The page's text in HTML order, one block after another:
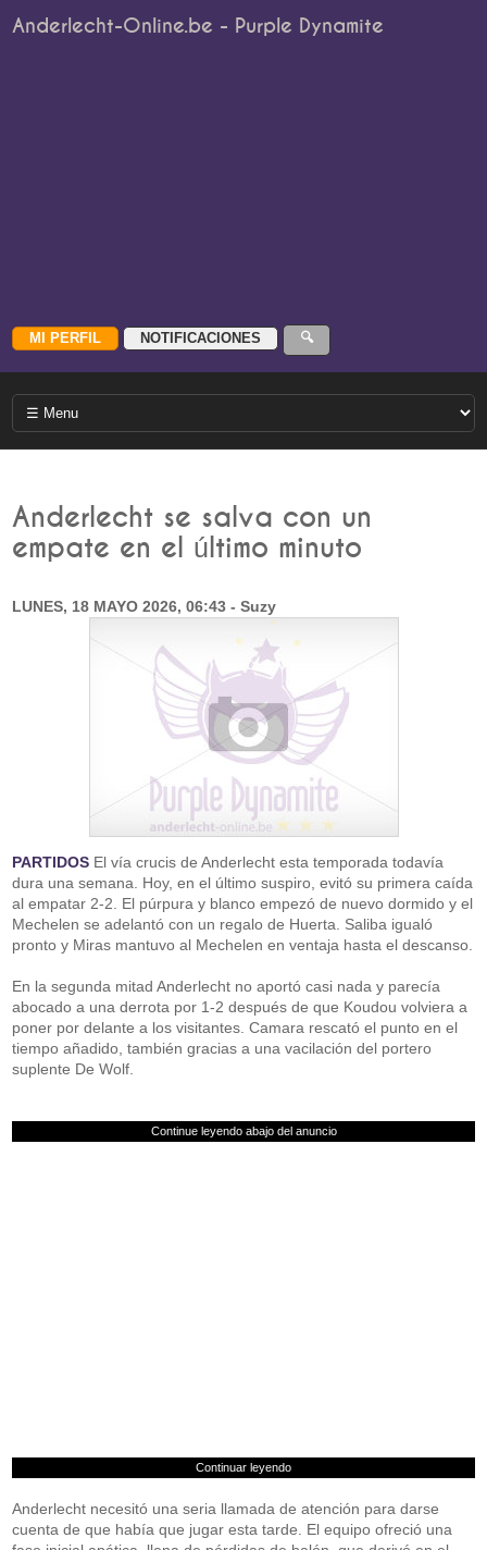
Anderlecht-Online.be - Purple Dynamite
Anderlecht se salva con un
empate en el último minuto
LUNES, 18 MAYO 2026, 06:43 - Suzy
PARTIDOS El vía crucis de Anderlecht esta temporada todavía
dura una semana. Hoy, en el último suspiro, evitó su primera caída
al empatar 2-2. El púrpura y blanco empezó de nuevo dormido y el
Mechelen se adelantó con un regalo de Huerta. Saliba igualó
pronto y Miras mantuvo al Mechelen en ventaja hasta el descanso.
En la segunda mitad Anderlecht no aportó casi nada y parecía
abocado a una derrota por 1-2 después de que Koudou volviera a
poner por delante a los visitantes. Camara rescató el punto en el
tiempo añadido, también gracias a una vacilación del portero
suplente De Wolf.
Continue leyendo abajo del anuncio
Continuar leyendo
Anderlecht necesitó una seria llamada de atención para darse
cuenta de que había que jugar esta tarde. El equipo ofreció una